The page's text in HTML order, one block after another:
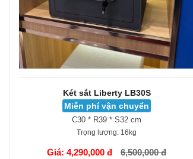
Két sắt Liberty LB30S
Miễn phí vận chuyển
C30 * R39 * S32 cm
Trọng lượng: 16kg
Giá: 4,290,000 đ 6,500,000 đ
GIỎ HÀNG